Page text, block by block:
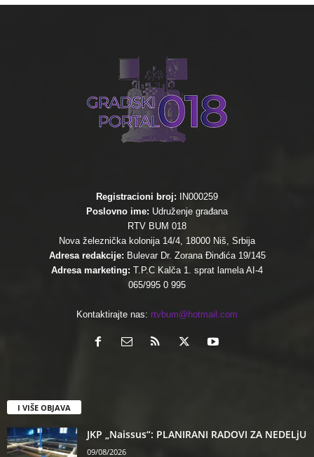
Registracioni broj:
IN000259
Poslovno ime: Udruženje građana
RTV BUM 018
Nova železnička kolonija 14/4, 18000 Niš, Srbija
Adresa redakcije: Bulevar Dr. Zorana Đinđića 19/145
Adresa marketing: T.P.C Kalča 1. sprat lamela AI-4
065/995 0 995
Kontaktirajte nas: rtvbum@hotmail.com
I VIŠE OBJAVA
JKP „Naissus“: PLANIRANI RADOVI ZA NEDELjU
09/08/2026